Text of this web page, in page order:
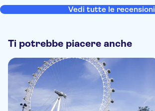
Vedi tutte le recensioni
Ti potrebbe piacere anche